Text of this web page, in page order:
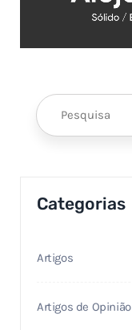
Categorias
Artigos
Artigos de Opinião